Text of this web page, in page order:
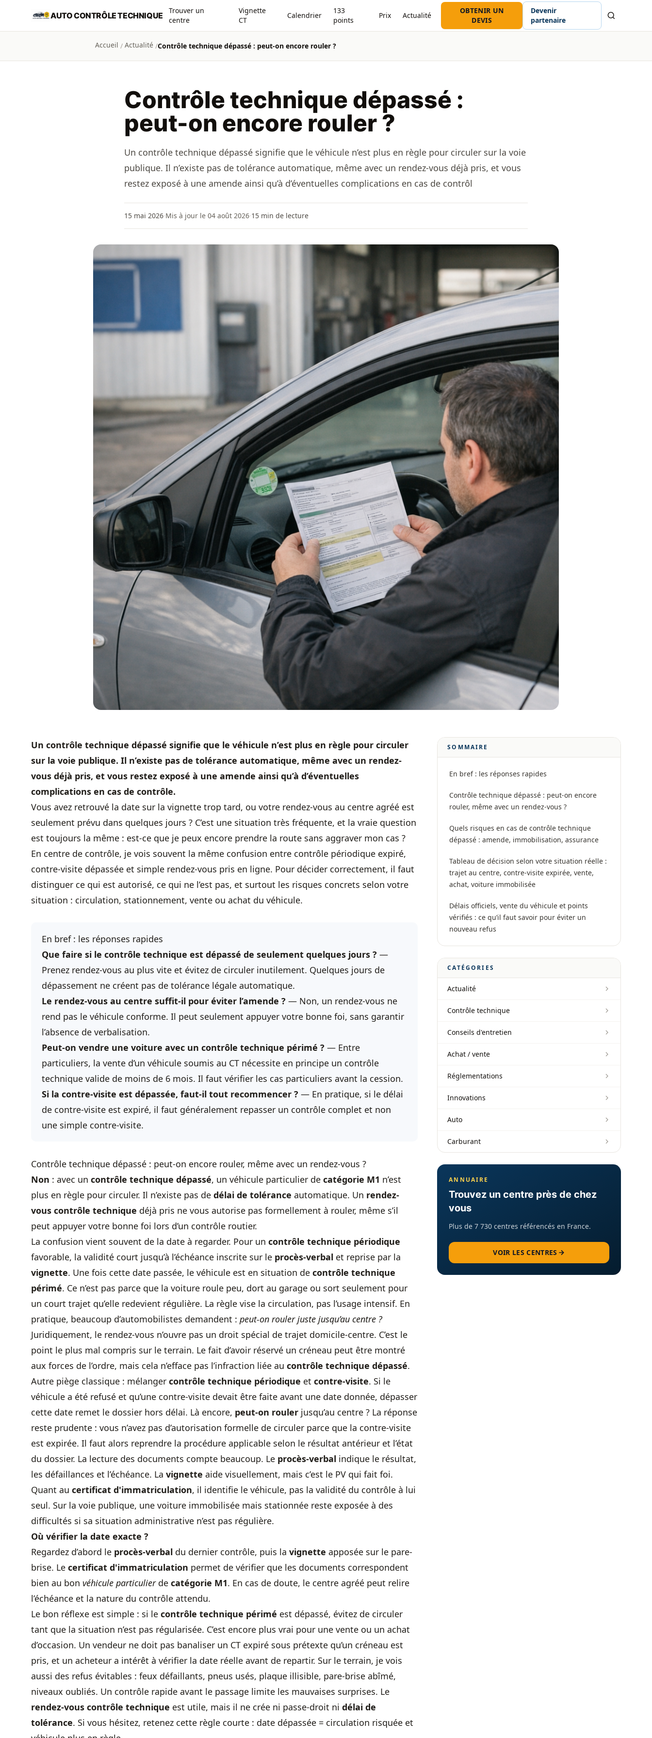
Aller au contenu principal
AUTO CONTRÔLE TECHNIQUE
Trouver un
centre
Vignette
CT
Calendrier
133
points
Prix Actualité
OBTENIR UN
DEVIS
Devenir
partenaire
Accueil / Actualité /Contrôle technique dépassé : peut-on encore rouler ?
Contrôle technique dépassé :
peut-on encore rouler ?
Un contrôle technique dépassé signifie que le véhicule n’est plus en règle pour circuler sur la voie
publique. Il n’existe pas de tolérance automatique, même avec un rendez-vous déjà pris, et vous
restez exposé à une amende ainsi qu’à d’éventuelles complications en cas de contrôl
15 mai 2026·Mis à jour le 04 août 2026·15 min de lecture
Un contrôle technique dépassé signifie que le véhicule n’est plus en règle pour circuler
sur la voie publique. Il n’existe pas de tolérance automatique, même avec un rendez-
vous déjà pris, et vous restez exposé à une amende ainsi qu’à d’éventuelles
complications en cas de contrôle.
Vous avez retrouvé la date sur la vignette trop tard, ou votre rendez-vous au centre agréé est
seulement prévu dans quelques jours ? C’est une situation très fréquente, et la vraie question
est toujours la même : est-ce que je peux encore prendre la route sans aggraver mon cas ?
En centre de contrôle, je vois souvent la même confusion entre contrôle périodique expiré,
contre-visite dépassée et simple rendez-vous pris en ligne. Pour décider correctement, il faut
distinguer ce qui est autorisé, ce qui ne l’est pas, et surtout les risques concrets selon votre
situation : circulation, stationnement, vente ou achat du véhicule.
En bref : les réponses rapides
Que faire si le contrôle technique est dépassé de seulement quelques jours ? —
Prenez rendez-vous au plus vite et évitez de circuler inutilement. Quelques jours de
dépassement ne créent pas de tolérance légale automatique.
Le rendez-vous au centre suffit-il pour éviter l’amende ? — Non, un rendez-vous ne
rend pas le véhicule conforme. Il peut seulement appuyer votre bonne foi, sans garantir
l’absence de verbalisation.
Peut-on vendre une voiture avec un contrôle technique périmé ? — Entre
particuliers, la vente d’un véhicule soumis au CT nécessite en principe un contrôle
technique valide de moins de 6 mois. Il faut vérifier les cas particuliers avant la cession.
Si la contre-visite est dépassée, faut-il tout recommencer ? — En pratique, si le délai
de contre-visite est expiré, il faut généralement repasser un contrôle complet et non
une simple contre-visite.
Contrôle technique dépassé : peut-on encore rouler, même avec un rendez-vous ?
Non : avec un contrôle technique dépassé, un véhicule particulier de catégorie M1 n’est
plus en règle pour circuler. Il n’existe pas de délai de tolérance automatique. Un rendez-
vous contrôle technique déjà pris ne vous autorise pas formellement à rouler, même s’il
peut appuyer votre bonne foi lors d’un contrôle routier.
La confusion vient souvent de la date à regarder. Pour un contrôle technique périodique
favorable, la validité court jusqu’à l’échéance inscrite sur le procès-verbal et reprise par la
vignette. Une fois cette date passée, le véhicule est en situation de contrôle technique
périmé. Ce n’est pas parce que la voiture roule peu, dort au garage ou sort seulement pour
un court trajet qu’elle redevient régulière. La règle vise la circulation, pas l’usage intensif. En
pratique, beaucoup d’automobilistes demandent : peut-on rouler juste jusqu’au centre ?
Juridiquement, le rendez-vous n’ouvre pas un droit spécial de trajet domicile-centre. C’est le
point le plus mal compris sur le terrain. Le fait d’avoir réservé un créneau peut être montré
aux forces de l’ordre, mais cela n’efface pas l’infraction liée au contrôle technique dépassé.
Autre piège classique : mélanger contrôle technique périodique et contre-visite. Si le
véhicule a été refusé et qu’une contre-visite devait être faite avant une date donnée, dépasser
cette date remet le dossier hors délai. Là encore, peut-on rouler jusqu’au centre ? La réponse
reste prudente : vous n’avez pas d’autorisation formelle de circuler parce que la contre-visite
est expirée. Il faut alors reprendre la procédure applicable selon le résultat antérieur et l’état
du dossier. La lecture des documents compte beaucoup. Le procès-verbal indique le résultat,
les défaillances et l’échéance. La vignette aide visuellement, mais c’est le PV qui fait foi.
Quant au certificat d'immatriculation, il identifie le véhicule, pas la validité du contrôle à lui
seul. Sur la voie publique, une voiture immobilisée mais stationnée reste exposée à des
difficultés si sa situation administrative n’est pas régulière.
Où vérifier la date exacte ?
Regardez d’abord le procès-verbal du dernier contrôle, puis la vignette apposée sur le pare-
brise. Le certificat d'immatriculation permet de vérifier que les documents correspondent
bien au bon véhicule particulierde catégorie M1. En cas de doute, le centre agréé peut relire
l’échéance et la nature du contrôle attendu.
Le bon réflexe est simple : si le contrôle technique périmé est dépassé, évitez de circuler
tant que la situation n’est pas régularisée. C’est encore plus vrai pour une vente ou un achat
d’occasion. Un vendeur ne doit pas banaliser un CT expiré sous prétexte qu’un créneau est
pris, et un acheteur a intérêt à vérifier la date réelle avant de repartir. Sur le terrain, je vois
aussi des refus évitables : feux défaillants, pneus usés, plaque illisible, pare-brise abîmé,
niveaux oubliés. Un contrôle rapide avant le passage limite les mauvaises surprises. Le
rendez-vous contrôle technique est utile, mais il ne crée ni passe-droit ni délai de
tolérance. Si vous hésitez, retenez cette règle courte : date dépassée = circulation risquée et
SOMMAIRE
En bref : les réponses rapides
Contrôle technique dépassé : peut-on encore
rouler, même avec un rendez-vous ?
Quels risques en cas de contrôle technique
dépassé : amende, immobilisation, assurance
Tableau de décision selon votre situation réelle :
trajet au centre, contre-visite expirée, vente,
achat, voiture immobilisée
Délais officiels, vente du véhicule et points
vérifiés : ce qu’il faut savoir pour éviter un
nouveau refus
CATÉGORIES
Actualité
Contrôle technique
Conseils d'entretien
Achat / vente
Réglementations
Innovations
Auto
Carburant
ANNUAIRE
Trouvez un centre près de chez
vous
Plus de 7 730 centres référencés en France.
VOIR LES CENTRES